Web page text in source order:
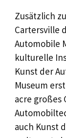
Zusätzlich
Cartersville
Automobile
kulturelle
Kunst der
Museum
acre großes
auch Kunst